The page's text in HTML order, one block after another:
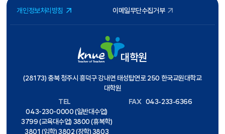
개인정보처리방침 이메일무단수집거부
대학원
(28173) 충북 청주시 흥덕구 강내면 태성탑연로 250 한국교원대학교
대학원
TEL
043-230-0000 (일반대수업)
3799 (교육대수업) 3800 (휴복학)
3801 (입학) 3802 (장학) 3803
FAX 043-233-6366